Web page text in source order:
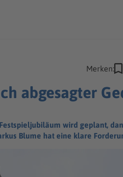
Merken:
abgesagter
wird geplant,
Blume hat eine klare